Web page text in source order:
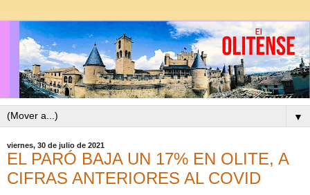
▼
viernes, 30 de julio de 2021
EL PARÓ BAJA UN 17% EN OLITE, A
CIFRAS ANTERIORES AL COVID